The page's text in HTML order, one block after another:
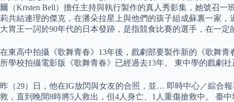
爾（Kristen Bell）擔任主持與執行製作的真人秀影集，她號召
莉共結連理的傑克，在潘朵拉星上與他們的孩子組成蘇裏一家
大胃王一詞於90年代的日本發跡，是指競食比賽的選手，在一
在東高中拍攝《歌舞青春》13年後，戲劇部要製作新的《歌舞
所學校拍攝電影版《歌舞青春》已經過去13年。 東中學的戲劇
昨（29）日，他在IG放閃與女友的合照，並… 即時中心／綜合
救，直到晚間8時將5人救出，但4人身亡、1人重傷搶救中。 臺